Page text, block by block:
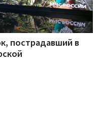
пострадавший в